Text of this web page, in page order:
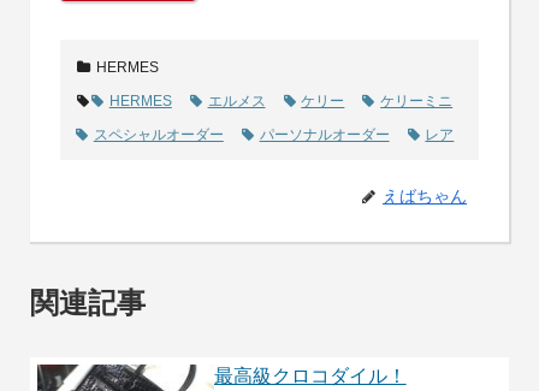
HERMES
HERMES
エルメス ケリー
ケリーミニ
スペシャルオーダー
パーソナルオーダー レア
えばちゃん
関連記事
最高級クロコダイル！